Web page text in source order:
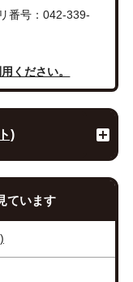
番号：042-339-
ください。
)
ています